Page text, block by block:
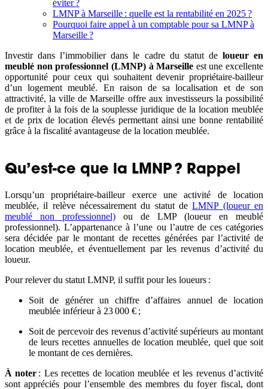
éviter ?
LMNP à Marseille : quelle est la rentabilité en 2025 ?
Pourquoi faire appel à un comptable pour sa LMNP à
Marseille ?
Investir dans l’immobilier dans le cadre du statut de loueur en
meublé non professionnel (LMNP) à Marseille est une excellente
opportunité pour ceux qui souhaitent devenir propriétaire-bailleur
d’un logement meublé. En raison de sa localisation et de son
attractivité, la ville de Marseille offre aux investisseurs la possibilité
de profiter à la fois de la souplesse juridique de la location meublée
et de prix de location élevés permettant ainsi une bonne rentabilité
grâce à la fiscalité avantageuse de la location meublée.
Qu’est-ce que la LMNP ? Rappel
Lorsqu’un propriétaire-bailleur exerce une activité de location
meublée, il relève nécessairement du statut deLMNP (loueur en
meublé non professionnel)
ou de LMP (loueur en meublé
professionnel). L’appartenance à l’une ou l’autre de ces catégories
sera décidée par le montant de recettes générées par l’activité de
location meublée, et éventuellement par les revenus d’activité du
loueur.
Pour relever du statut LMNP, il suffit pour les loueurs :
Soit de générer un chiffre d’affaires annuel de location
meublée inférieur à 23 000 € ;
Soit de percevoir des revenus d’activité supérieurs au montant
de leurs recettes annuelles de location meublée, quel que soit
le montant de ces dernières.
À noter : Les recettes de location meublée et les revenus d’activité
sont appréciés pour l’ensemble des membres du foyer fiscal, dont